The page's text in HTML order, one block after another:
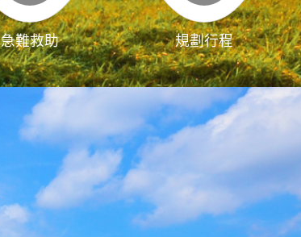
急難救助 規劃行程